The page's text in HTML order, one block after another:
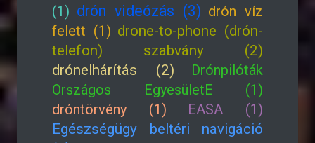
(1) drón videózás (3) drón víz
felett (1) drone-to-phone (drón-
telefon) szabvány (2)
drónelhárítás (2)
Drónpilóták
Országos EgyesületE (1)
dróntörvény (1)
EASA (1)
Egészségügy beltéri navigáció